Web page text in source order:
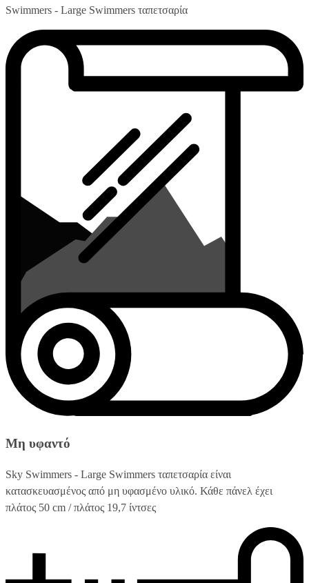
Swimmers - Large Swimmers ταπετσαρία
Μη υφαντό
Sky Swimmers - Large Swimmers ταπετσαρία είναι
κατασκευασμένος από μη υφασμένο υλικό. Κάθε πάνελ έχει
πλάτος 50 cm / πλάτος 19,7 ίντσες